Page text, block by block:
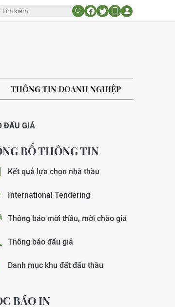
THÔNG TIN DOANH NGHIỆP
ĐẤU GIÁ
BỐ THÔNG TIN
Kết quả lựa chọn nhà thầu
International Tendering
Thông báo mời thầu, mời chào giá
Thông báo đấu giá
Danh mục khu đất đấu thầu
BÁO IN